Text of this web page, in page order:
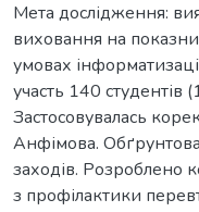
Мета дослідження:
виховання на
умовах
участь 140 студентів
Застосовувалась
Анфімова.
заходів. Розроблено
з профілактики